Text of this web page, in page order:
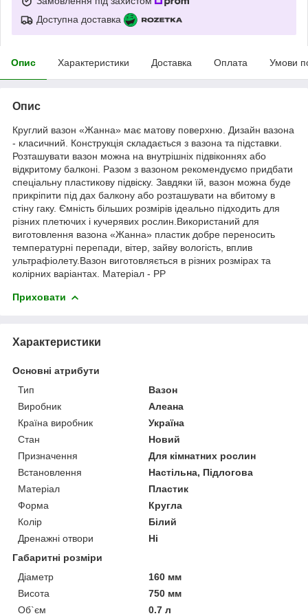
Доступна доставка
Опис Характеристики Доставка Оплата Умови
Опис
Круглий вазон «Жанна» має матову поверхню. Дизайн вазона
- класичний. Конструкція складається з вазона та підставки.
Розташувати вазон можна на внутрішніх підвіконнях або
відкритому балконі. Разом з вазоном рекомендуємо придбати
спеціальну пластикову підвіску. Завдяки їй, вазон можна буде
прикріпити під дах балкону або розташувати на вбитому в
стіну гаку. Ємність більших розмірів ідеально підходить для
різних плетючих і кучерявих рослин.Використаний для
виготовлення вазона «Жанна» пластик добре переносить
температурні перепади, вітер, зайву вологість, вплив
ультрафіолету.Вазон виготовляється в різних розмірах та
колірних варіантах. Матеріал - PP
Приховати
Характеристики
Основні атрибути
Тип
Вазон
Виробник
Алеана
Країна виробник
Україна
Стан
Новий
Призначення
Для кімнатних рослин
Встановлення
Настільна, Підлогова
Матеріал
Пластик
Форма
Кругла
Колір
Білий
Дренажні отвори
Ні
Габаритні розміри
Діаметр
160 мм
Висота
750 мм
Об`єм
0.7 л